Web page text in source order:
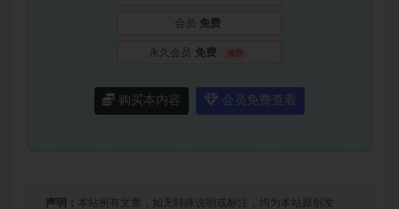
会员 免费
永久会员 免费 推荐
购买本内容 会员免费查看
声明： 本站所有文章，如无特殊说明或标注，均为本站原创发